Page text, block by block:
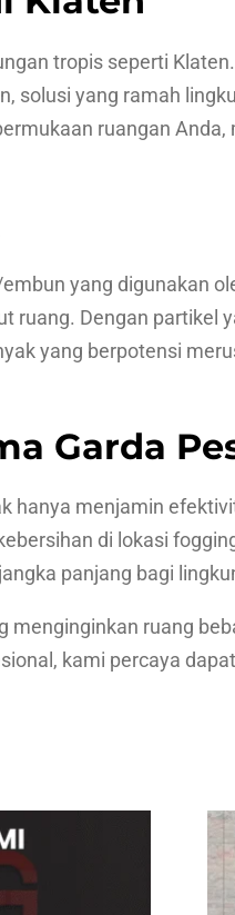
tropis seperti
solusi yang ramah
ruangan
yang digunakan
ruang. Dengan partikel
yang berpotensi
Garda
hanya menjamin
di lokasi
panjang bagi
menginginkan ruang
kami percaya